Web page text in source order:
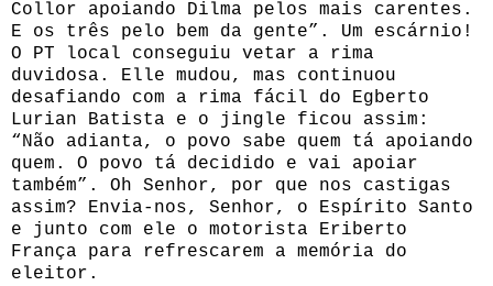
Collor apoiando Dilma pelos mais carentes.
E os três pelo bem da gente”. Um escárnio!
O PT local conseguiu vetar a rima
duvidosa. Elle mudou, mas continuou
desafiando com a rima fácil do Egberto
Lurian Batista e o jingle ficou assim:
“Não adianta, o povo sabe quem tá apoiando
quem. O povo tá decidido e vai apoiar
também”. Oh Senhor, por que nos castigas
assim? Envia-nos, Senhor, o Espírito Santo
e junto com ele o motorista Eriberto
França para refrescarem a memória do
eleitor.